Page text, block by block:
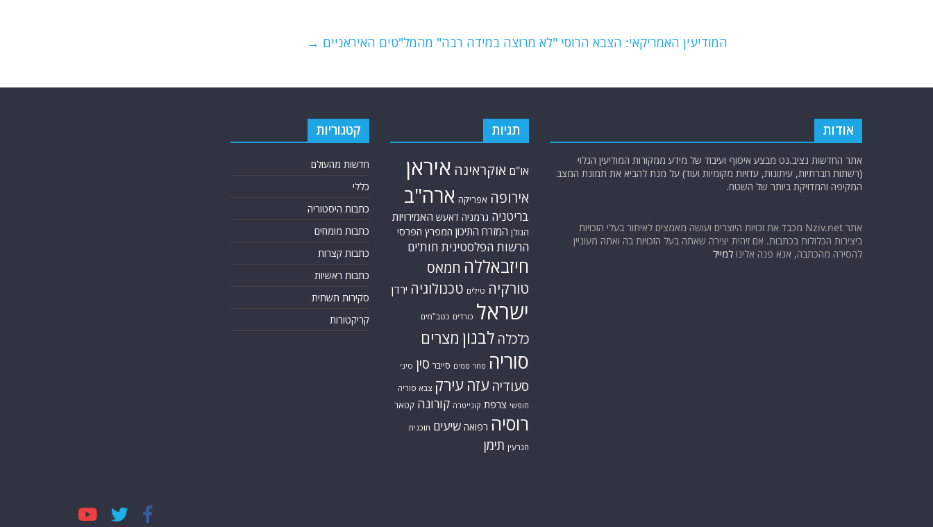
o
המודיעין האמריקאי: הצבא הרוסי "לא מרוצה במידה רבה" מהמל"טים האיראניים →
אודות
אתר החדשות נציב.נט מבצע איסוף ועיבוד של מידע ממקורות המודיעין הגלוי
(רשתות חברתיות, עיתונות, עדויות מקומיות ועוד) על מנת להביא את תמונת המצב
המקיפה והמדויקת ביותר של השטח.
אתר Nziv.net מכבד את זכויות היוצרים ועושה מאמצים לאיתור בעלי הזכויות
ביצירות הכלולות בכתבות. אם זיהית יצירה שאתה בעל הזכויות בה ואתה מעוניין
להסירה מהכתבה, אנא פנה אלינו למייל
תגיות
או"ם אוקראינה איראן
אירופה אפריקה ארה"ב
בריטניה גרמניה דאעש האמירויות
הגולן המזרח התיכון המפרץ הפרסי
הרשות הפלסטינית חות'ים
חיזבאללה חמאס
טורקיה טילים טכנולוגיה ירדן
ישראל כורדים כטב"מים
כלכלה לבנון מצרים
סוריה סחר סמים סייבר סין סיני
סעודיה עזה עירק צבא סוריה
חופשי צרפת קונייטרה קורונה קטאר
רוסיה רפואה שיעים תוכנית
הגרעין תימן
קטגוריות
חדשות מהעולם
כללי
כתבות היסטוריה
כתבות מומחים
כתבות קצרות
כתבות ראשיות
סקירות תשתית
קריקטורות